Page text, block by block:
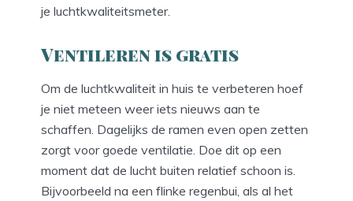
je luchtkwaliteitsmeter.
Ventileren is gratis
Om de luchtkwaliteit in huis te verbeteren hoef
je niet meteen weer iets nieuws aan te
schaffen. Dagelijks de ramen even open zetten
zorgt voor goede ventilatie. Doe dit op een
moment dat de lucht buiten relatief schoon is.
Bijvoorbeeld na een flinke regenbui, als al het